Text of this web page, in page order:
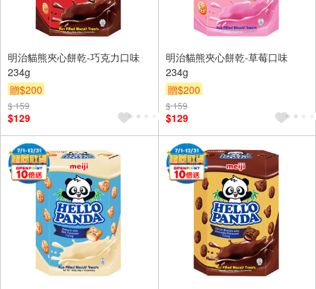
明治貓熊夾心餅乾-巧克力口味
234g
贈$200
$ 159
$129
明治貓熊夾心餅乾-草莓口味
234g
贈$200
$ 159
$129